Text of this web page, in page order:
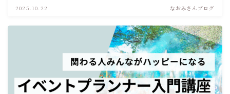
2025.10.22 なおみさんブログ